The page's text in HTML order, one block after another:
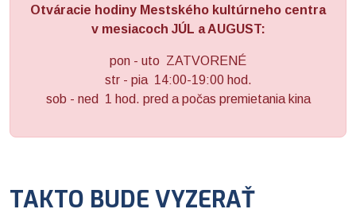
Otváracie hodiny Mestského kultúrneho centra
v mesiacoch JÚL a AUGUST:
pon - uto ZATVORENÉ
str - pia 14:00-19:00 hod.
sob - ned 1 hod. pred a počas premietania kina
TAKTO BUDE VYZERAŤ